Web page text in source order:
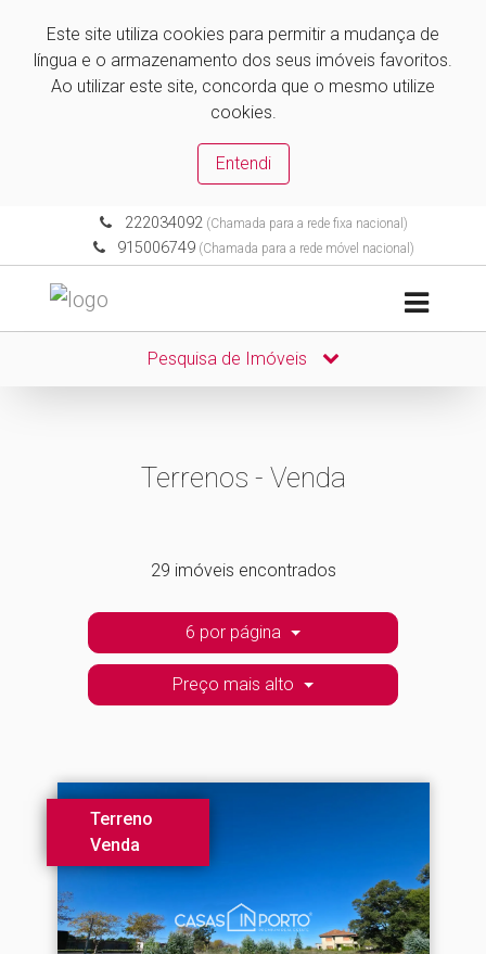
Este site utiliza cookies para permitir a mudança de
língua e o armazenamento dos seus imóveis favoritos.
Ao utilizar este site, concorda que o mesmo utilize
cookies.
Entendi
222034092(Chamada para a rede fixa nacional)
915006749 (Chamada para a rede móvel nacional)
Pesquisa de Imóveis
Terrenos - Venda
29 imóveis encontrados
6 por página
Preço mais alto
Terreno
Venda